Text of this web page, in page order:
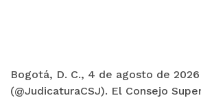
Bogotá, D. C., 4 de agosto de 2026
(@JudicaturaCSJ). El Consejo